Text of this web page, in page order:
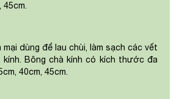
45cm.
mại dùng để lau chùi, làm sạch các vết
kính. Bông chà kính có kích thước đa
40cm, 45cm.